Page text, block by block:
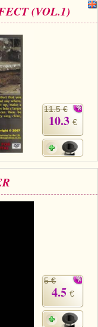
(VOL.1)
11.5 €
10.3 €
5 €
4.5 €